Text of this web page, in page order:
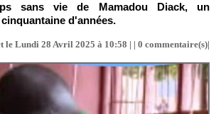
sans vie de Mamadou Diack, un
d'années.
le Lundi 28 Avril 2025 à 10:58 | | 0 commentaire(s)|